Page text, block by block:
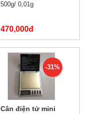
500g/ 0,01g
470,000đ
550,000đ
-31%
Cân điện tử mini